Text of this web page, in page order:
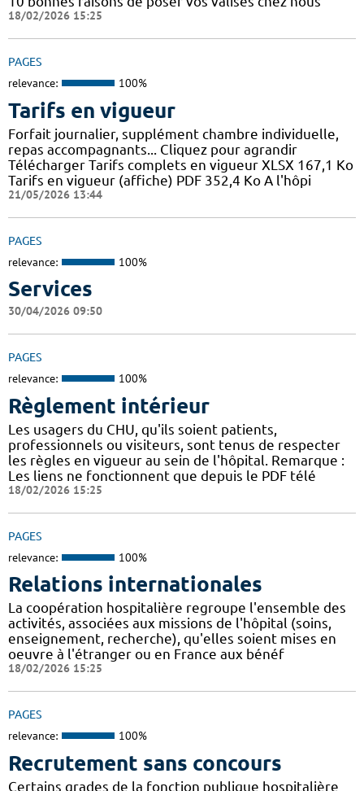
18/02/2026 15:25
PAGES
relevance: 100%
Tarifs en vigueur
Forfait journalier, supplément chambre individuelle,
repas accompagnants... Cliquez pour agrandir
Télécharger Tarifs complets en vigueur XLSX 167,1 Ko
Tarifs en vigueur (affiche) PDF 352,4 Ko A l'hôpi
21/05/2026 13:44
PAGES
relevance: 100%
Services
30/04/2026 09:50
PAGES
relevance: 100%
Règlement intérieur
Les usagers du CHU, qu'ils soient patients,
professionnels ou visiteurs, sont tenus de respecter
les règles en vigueur au sein de l'hôpital. Remarque :
Les liens ne fonctionnent que depuis le PDF télé
18/02/2026 15:25
PAGES
relevance: 100%
Relations internationales
La coopération hospitalière regroupe l'ensemble des
activités, associées aux missions de l'hôpital (soins,
enseignement, recherche), qu'elles soient mises en
oeuvre à l'étranger ou en France aux bénéf
18/02/2026 15:25
PAGES
relevance: 100%
Recrutement sans concours
Certains grades de la fonction publique hospitalière